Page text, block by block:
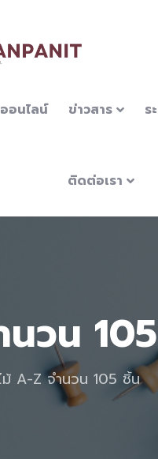
อนไลน์ ข่าวสาร ร
ติดต่อเรา
วน
ม้ A-Z จำนวน 105 ชิ้น